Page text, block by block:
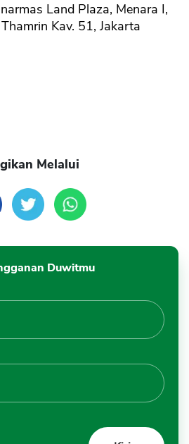
Land Plaza, Menara I,
Kav. 51, Jakarta
Melalui
Duwitmu